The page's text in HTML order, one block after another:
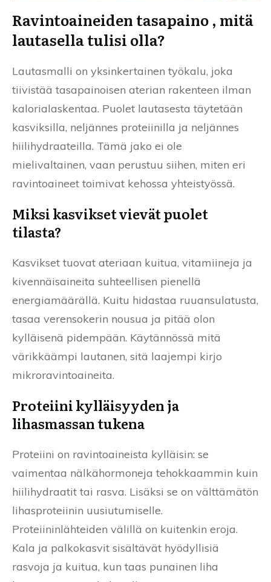
Ravintoaineiden tasapaino , mitä
lautasella tulisi olla?
Lautasmalli on yksinkertainen työkalu, joka
tiivistää tasapainoisen aterian rakenteen ilman
kalorialaskentaa. Puolet lautasesta täytetään
kasviksilla, neljännes proteiinilla ja neljännes
hiilihydraateilla. Tämä jako ei ole
mielivaltainen, vaan perustuu siihen, miten eri
ravintoaineet toimivat kehossa yhteistyössä.
Miksi kasvikset vievät puolet
tilasta?
Kasvikset tuovat ateriaan kuitua, vitamiineja ja
kivennäisaineita suhteellisen pienellä
energiamäärällä. Kuitu hidastaa ruuansulatusta,
tasaa verensokerin nousua ja pitää olon
kylläisenä pidempään. Käytännössä mitä
värikkäämpi lautanen, sitä laajempi kirjo
mikroravintoaineita.
Proteiini kylläisyyden ja
lihasmassan tukena
Proteiini on ravintoaineista kylläisin: se
vaimentaa nälkähormoneja tehokkaammin kuin
hiilihydraatit tai rasva. Lisäksi se on välttämätön
lihasproteiinin uusiutumiselle.
Proteiininlähteiden välillä on kuitenkin eroja.
Kala ja palkokasvit sisältävät hyödyllisiä
rasvoja ja kuitua, kun taas punainen liha